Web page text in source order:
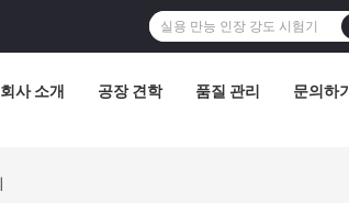
회사 소개 공장 견학 품질 관리 문의하기